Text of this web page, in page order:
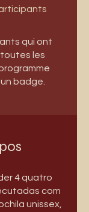
qui ont
les
badge.
4 quatro
com
unissex,